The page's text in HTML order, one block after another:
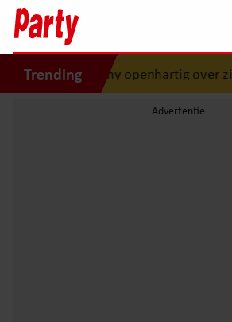
Trending
openhartig over zijn coming-out